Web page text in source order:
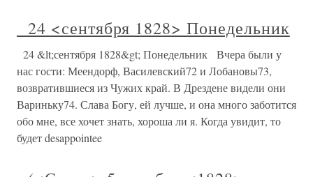
24 <сентября 1828> Понедельник
24 &lt;сентября 1828&gt; Понедельник Вчера были у
нас гости: Меендорф, Василевский72 и Лобановы73,
возвратившиеся из Чужих край. В Дрездене видели они
Вариньку74. Слава Богу, ей лучше, и она много заботится
обо мне, все хочет знать, хороша ли я. Когда увидит, то
будет desappointee